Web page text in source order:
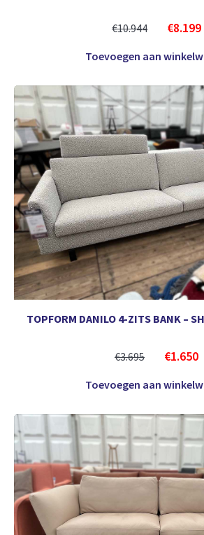
€10.944 €8.199
Toevoegen aan
TOPFORM DANILO 4-ZITS BANK –
€3.695 €1.650
Toevoegen aan